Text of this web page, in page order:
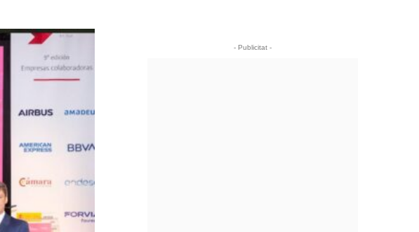
- Publicitat -